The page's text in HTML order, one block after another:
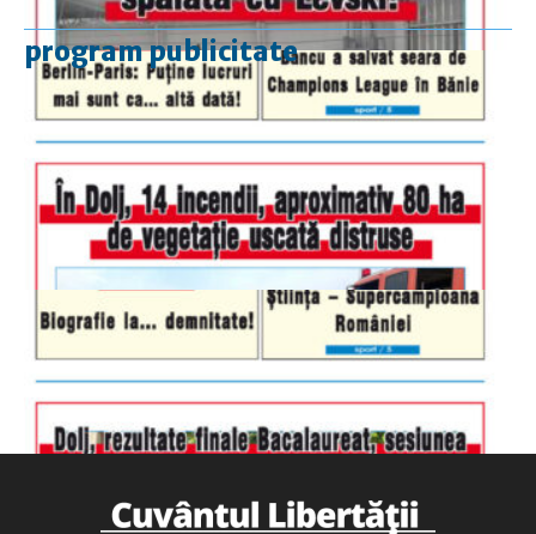
program publicitate
luni-vineri
9.00 - 17.00
duminică
9.00 - 12.00